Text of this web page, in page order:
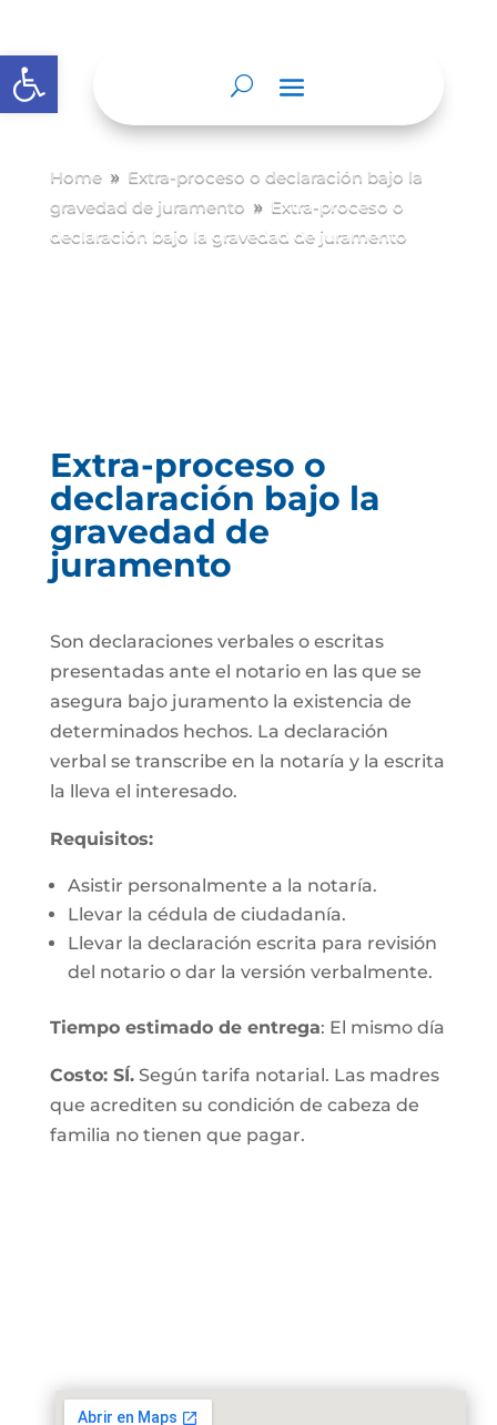
Abrir barra de herramientas
Home 9 Extra-proceso o declaración bajo la
gravedad de juramento 9 Extra-proceso o
declaración bajo la gravedad de juramento
Extra-proceso o
declaración bajo la
gravedad de
juramento
Son declaraciones verbales o escritas
presentadas ante el notario en las que se
asegura bajo juramento la existencia de
determinados hechos. La declaración
verbal se transcribe en la notaría y la escrita
la lleva el interesado.
Requisitos:
Asistir personalmente a la notaría.
Llevar la cédula de ciudadanía.
Llevar la declaración escrita para revisión
del notario o dar la versión verbalmente.
Tiempo estimado de entrega: El mismo día
Costo: SÍ.Según tarifa notarial. Las madres
que acrediten su condición de cabeza de
familia no tienen que pagar.